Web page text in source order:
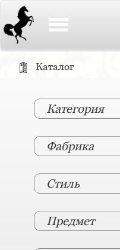
Каталог
Категория
Фабрика
Стиль
Предмет